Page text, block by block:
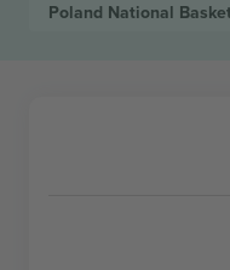
Poland National